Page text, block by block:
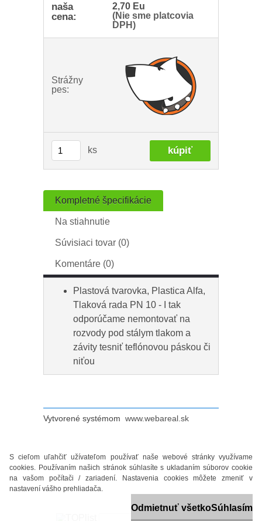
S cieľom uľahčiť užívateľom používať naše webové stránky využívame
cookies. Používaním našich stránok súhlasíte s ukladaním súborov cookie
na vašom počítači / zariadení. Nastavenia cookies môžete zmeniť v
nastavení vášho prehliadača.
Odmietnuť všetkoSúhlasím
naša
cena:
2,70 Eu
(Nie sme platcovia
DPH)
Strážny
pes:
ks
Kompletné špecifikácie
Na stiahnutie
Súvisiaci tovar (0)
Komentáre (0)
Plastová tvarovka, Plastica Alfa,
Tlaková rada PN 10 - I tak
odporúčame nemontovať na
rozvody pod stálym tlakom a
závity tesniť teflónovou páskou či
niťou
Vytvorené systémom www.webareal.sk